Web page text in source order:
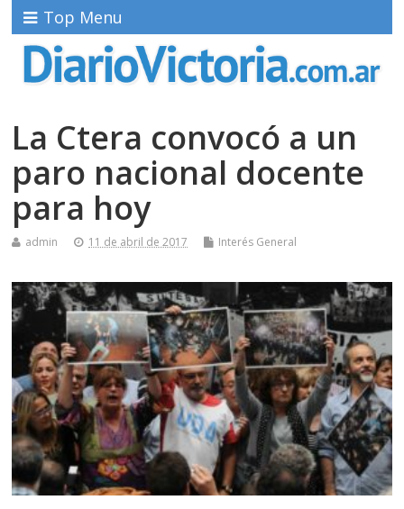
Top Menu
La Ctera convocó a un
paro nacional docente
para hoy
admin 11 de abril de 2017 Interés General